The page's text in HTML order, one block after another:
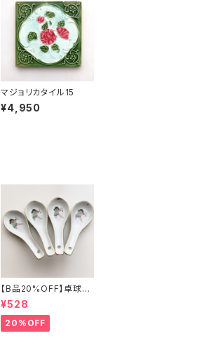
マジョリカタイル15
¥4,950
【B品20%OFF】卓球少
年レンゲ
¥528
20%OFF